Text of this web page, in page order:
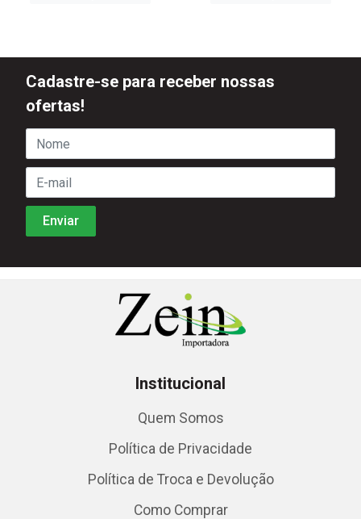
Cadastre-se para receber nossas
ofertas!
Institucional
Quem Somos
Política de Privacidade
Política de Troca e Devolução
Como Comprar